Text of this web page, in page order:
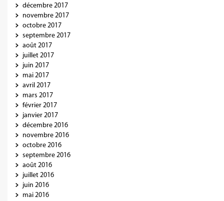
décembre 2017
novembre 2017
octobre 2017
septembre 2017
août 2017
juillet 2017
juin 2017
mai 2017
avril 2017
mars 2017
février 2017
janvier 2017
décembre 2016
novembre 2016
octobre 2016
septembre 2016
août 2016
juillet 2016
juin 2016
mai 2016